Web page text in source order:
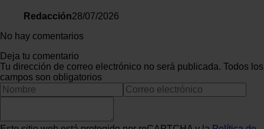
Redacción28/07/2026
No hay comentarios
Deja tu comentario
Tu dirección de correo electrónico no será publicada. Todos los
campos son obligatorios